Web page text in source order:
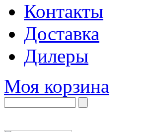
Контакты
Доставка
Дилеры
Моя корзина